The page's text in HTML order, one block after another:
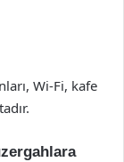
Wi-Fi, kafe